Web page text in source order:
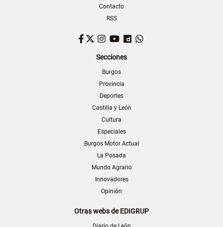
Contacto
RSS
Facebook
TwitterInstagram
YouTubeDailymotion
Secciones
Burgos
Provincia
Deportes
Castilla y León
Cultura
Especiales
Burgos Motor Actual
La Posada
Mundo Agrario
Innovadores
Opinión
Otras webs de EDIGRUP